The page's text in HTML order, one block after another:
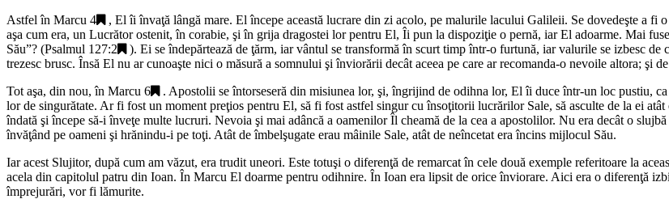
Astfel în Marcu 4
, El îi învaţă lângă mare. El începe această lucrare din zi acolo, pe malurile lacului Galileii. Se dovedeşte a fi
aşa cum era, un Lucrător ostenit, în corabie, şi în grija dragostei lor pentru El, Îi pun la dispoziţie o pernă, iar El adoarme. Mai
Său”? (Psalmul 127:2
). Ei se îndepărtează de ţărm, iar vântul se transformă în scurt timp într-o furtună, iar valurile se izbesc
trezesc brusc. Însă El nu ar cunoaşte nici o măsură a somnului şi înviorării decât aceea pe care ar recomanda-o nevoile altora; şi
Tot aşa, din nou, în Marcu 6
. Apostolii se întorseseră din misiunea lor, şi, îngrijind de odihna lor, El îi duce într-un loc pustiu,
lor de singurătate. Ar fi fost un moment preţios pentru El, să fi fost astfel singur cu însoţitorii lucrărilor Sale, să asculte de la ei
îndată şi începe să-i înveţe multe lucruri. Nevoia şi mai adâncă a oamenilor Îl cheamă de la cea a apostolilor. Nu era decât o
învăţând pe oameni şi hrănindu-i pe toţi. Atât de îmbelşugate erau mâinile Sale, atât de neîncetat era încins mijlocul Său.
Iar acest Slujitor, după cum am văzut, era trudit uneori. Este totuşi o diferenţă de remarcat în cele două exemple referitoare la
acela din capitolul patru din Ioan. În Marcu El doarme pentru odihnire. În Ioan era lipsit de orice înviorare. Aici era o diferenţă
împrejurări, vor fi lămurite.